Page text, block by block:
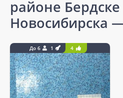
районе Бердске
Новосибирска
До 6 1 4